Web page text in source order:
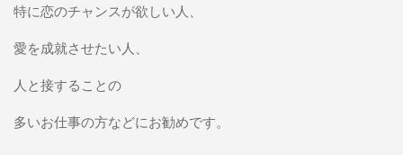
特に恋のチャンスが欲しい人、
愛を成就させたい人、
人と接することの
多いお仕事の方などにお勧めです。